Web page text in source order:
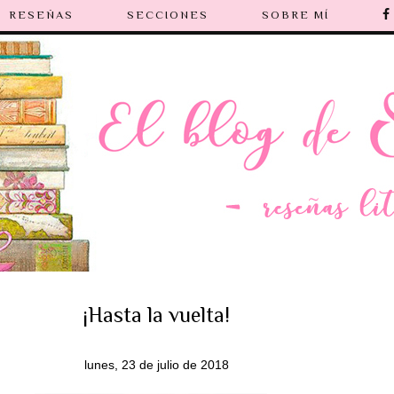
RESEÑAS SECCIONES SOBRE MÍ
¡Hasta la vuelta!
lunes, 23 de julio de 2018